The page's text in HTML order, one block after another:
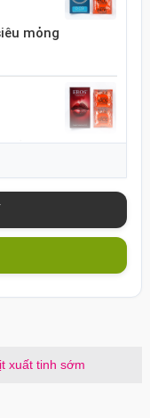
mỏng
nổi tăng
siêu
chiếc gai
xuất tinh sớm